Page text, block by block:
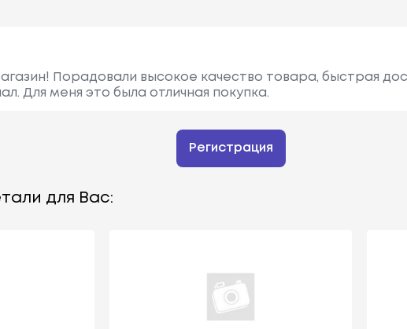
Порадовали высокое качество товара, быстрая
Для меня это была отличная покупка.
Регистрация
для Вас: